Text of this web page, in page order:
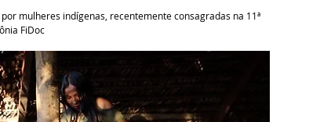
mulheres indígenas, recentemente consagradas na 11ª
FiDoc